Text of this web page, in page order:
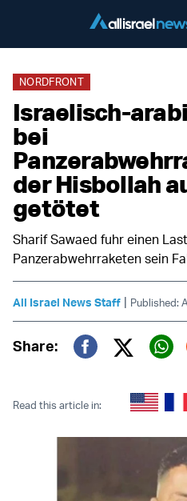
NORDFRONT
Israelisch-
bei
der Hisbollah
getötet
Sharif Sawaed fuhr einen
Panzerabwehrraketen sein
All Israel News Staff | Published:
Share:
Twitter
Read this article in: